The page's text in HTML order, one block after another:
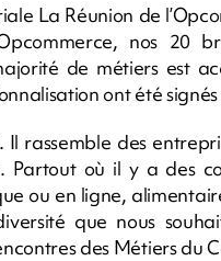
La Réunion de
nos 20
de métiers est
ont été
rassemble des
où il y a des
ou en ligne,
que nous
des Métiers du